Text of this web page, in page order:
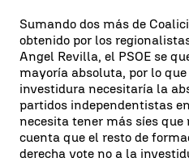
Sumando dos más de
obtenido por los
Angel Revilla, el PSOE se
mayoría absoluta, por lo
investidura necesitaría la
partidos independentistas
necesita tener más síes que
cuenta que el resto de
derecha vote no a la